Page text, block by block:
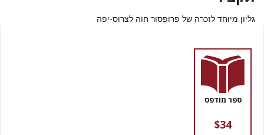
גליון מיוחד לזכרה של פרופסור חוה לצרוס-יפה
ספר מודפס
$34